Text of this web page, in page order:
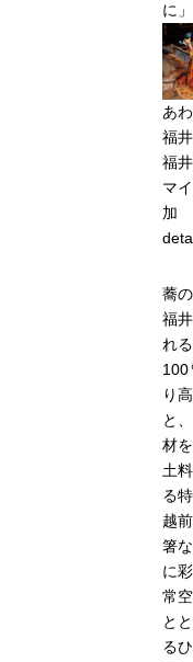
に
あ
福
福
マ
加
蕎
福
れ
100
り
と
材
土
る
越
箸
に
常
と
る